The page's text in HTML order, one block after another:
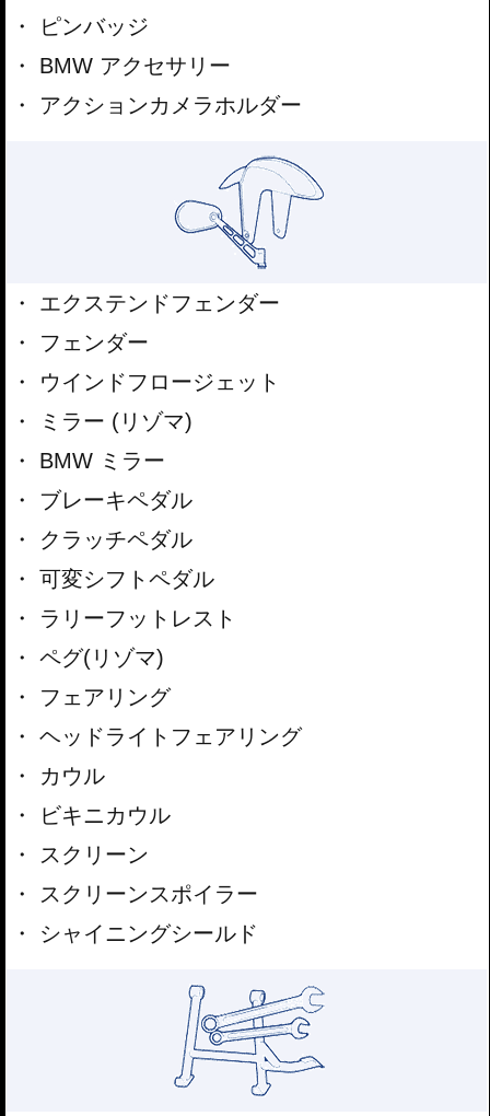
ピンバッジ
BMW アクセサリー
アクションカメラホルダー
エクステンドフェンダー
フェンダー
ウインドフロージェット
ミラー (リゾマ)
BMW ミラー
ブレーキペダル
クラッチペダル
可変シフトペダル
ラリーフットレスト
ペグ(リゾマ)
フェアリング
ヘッドライトフェアリング
カウル
ビキニカウル
スクリーン
スクリーンスポイラー
シャイニングシールド